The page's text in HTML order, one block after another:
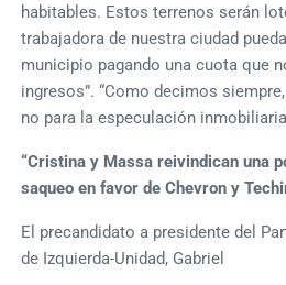
habitables. Estos terrenos serán
trabajadora de nuestra ciudad
municipio pagando una cuota que
ingresos”. “Como decimos
no para la especulación
“Cristina y Massa reivindican una
saqueo en favor de Chevron y
El precandidato a presidente del
de Izquierda-Unidad, Gabriel